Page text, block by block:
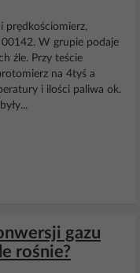
prędkościomierz,
W grupie podaje
źle. Przy teście
na 4tyś a
i ilości paliwa ok.
gazu
rośnie?